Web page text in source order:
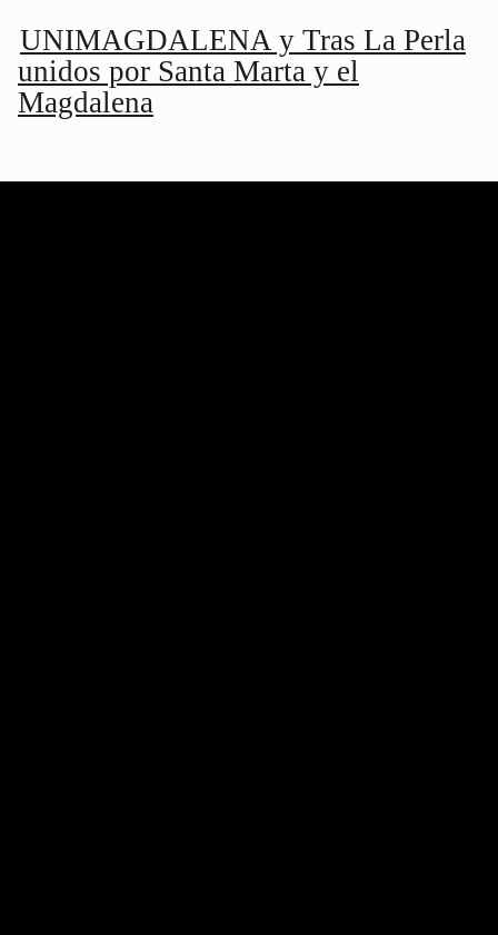
UNIMAGDALENA y Tras La Perla
unidos por Santa Marta y el
Magdalena